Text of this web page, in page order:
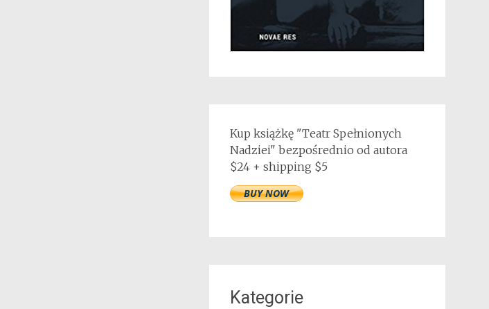
Kup książkę "Teatr Spełnionych
Nadziei" bezpośrednio od autora
$24 + shipping $5
Kategorie